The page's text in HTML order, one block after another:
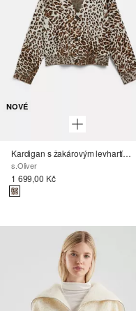
NOVÉ
Kardigan s žakárovým levhartím vzorem
s.Oliver
1 699,00 Kč